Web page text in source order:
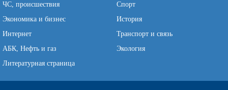
ЧС, происшествия
Спорт
Экономика и бизнес
История
Интернет
Транспорт и связь
АБК, Нефть и газ
Экология
Литературная страница